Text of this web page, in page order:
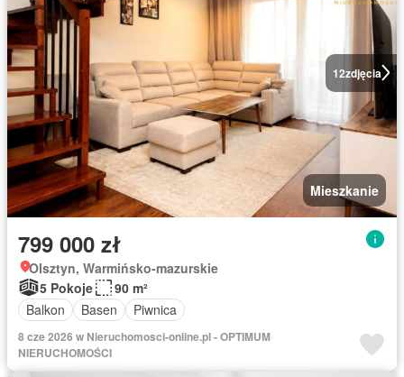
12zdjęcia
Mieszkanie
799 000 zł
Olsztyn, Warmińsko-mazurskie
5 Pokoje
90 m²
Balkon
Basen Piwnica
8 cze 2026 w Nieruchomosci-online.pl - OPTIMUM
NIERUCHOMOŚCI